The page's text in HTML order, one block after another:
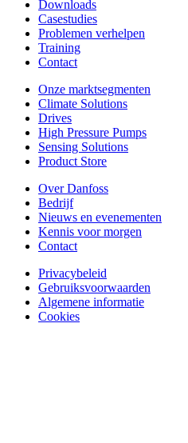
Downloads
Casestudies
Problemen verhelpen
Training
Contact
Onze marktsegmenten
Climate Solutions
Drives
High Pressure Pumps
Sensing Solutions
Product Store
Over Danfoss
Bedrijf
Nieuws en evenementen
Kennis voor morgen
Contact
Privacybeleid
Gebruiksvoorwaarden
Algemene informatie
Cookies